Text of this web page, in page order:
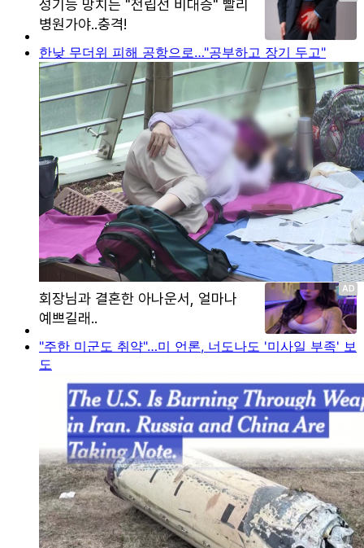
한낮 무더위 피해 공항으로…"공부하고 장기 두고"
"주한 미군도 취약"…미 언론, 너도나도 '미사일 부족' 보
도